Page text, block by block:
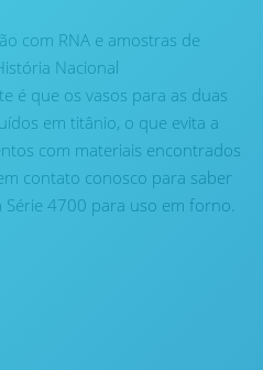
com RNA e amostras de
Nacional
é que os vasos para as duas
em titânio, o que evita a
com materiais encontrados
contato conosco para saber
Série 4700 para uso em forno.